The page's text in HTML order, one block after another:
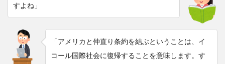
すよね」
「アメリカと仲直り条約を結ぶということは、イ
コール国際社会に復帰することを意味します。す